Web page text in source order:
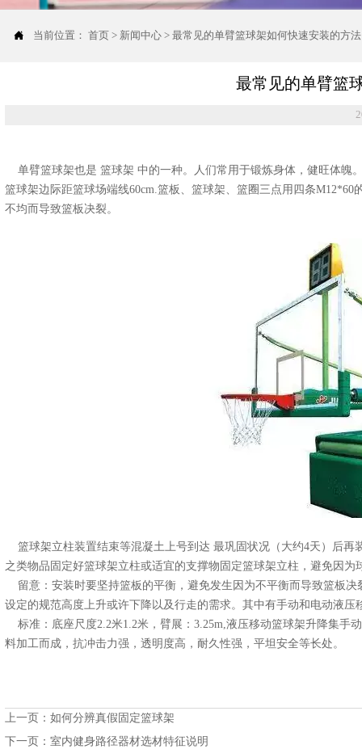
 当前位置： 首页> 新闻中心> 最常见的单臂篮球架如何快速安装的方法
最常见的单臂篮
单臂篮球架也是 篮球架 中的一种。人们常用于锻炼身体，健旺体魄
篮球架边际距篮球场端线60cm.篮板、篮球架、篮圈三点用四条
不均而导致篮板决裂。
篮球架立柱装置结束等混凝土上号到达 最巩固状况（大约4天）后再
之类物品固定好篮球架立柱或适宜的支撑物固定篮球架立柱，避免因
留意：安装时要坚持篮板的平衡，避免发生因为不平衡而导致篮板
设定的规范高度上升或许下降以及行走的需求。其中有手动和电动液压
标准：底座尺度2.2米1.2米，臂展：3.25m,液压移动篮球架升降集手
料加工而成，抗冲击力强，透明度高，耐久性强，平坦安全等长处。
上一页： 如何分辨真假固定篮球架
下一页： 室内健身路径器材选材特征说明